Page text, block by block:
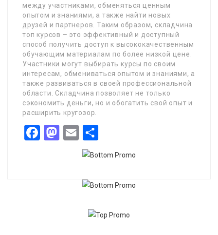
между участниками, обменяться ценным
опытом и знаниями, а также найти новых
друзей и партнеров. Таким образом, складчина
топ курсов – это эффективный и доступный
способ получить доступ к высококачественным
обучающим материалам по более низкой цене.
Участники могут выбирать курсы по своим
интересам, обмениваться опытом и знаниями, а
также развиваться в своей профессиональной
области. Складчина позволяет не только
сэкономить деньги, но и обогатить свой опыт и
расширить кругозор.
Facebook
Mastodon
Email